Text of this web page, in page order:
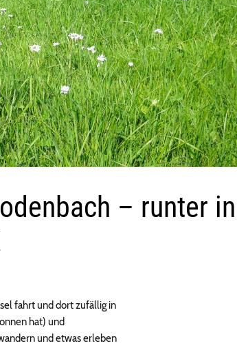
– runter in
fahrt und dort zufällig in
hat) und
und etwas erleben